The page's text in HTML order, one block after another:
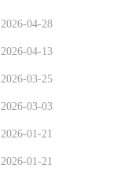
2026-04-28
2026-04-13
2026-03-25
2026-03-03
2026-01-21
2026-01-21